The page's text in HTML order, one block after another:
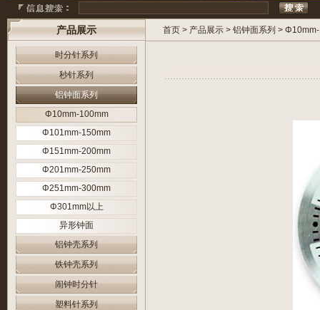
产品展示
时分针系列
秒针系列
铝钟面系列
Φ10mm-100mm
Φ101mm-150mm
Φ151mm-200mm
Φ201mm-250mm
Φ251mm-300mm
Φ301mm以上
异形钟面
铝钟壳系列
铁钟壳系列
闹钟时分针
塑料针系列
首页 > 产品展示 > 铝钟面系列 >